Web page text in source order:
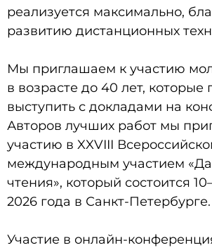
реализуется максимально,
развитию дистанционных
Мы приглашаем к участию
в возрасте до 40 лет, которые
выступить с докладами на
Авторов лучших работ мы
участию в XXVIII
международным участием
чтения», который состоится
2026 года в Санкт-Петербурге.
Участие в онлайн-